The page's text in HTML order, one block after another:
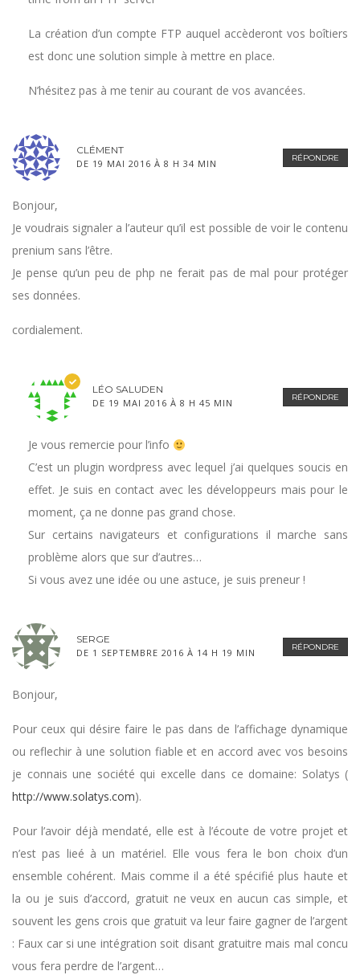
La création d’un compte FTP auquel accèderont vos boîtiers
est donc une solution simple à mettre en place.
N’hésitez pas à me tenir au courant de vos avancées.
RÉPONDRE
CLÉMENT
DE 19 MAI 2016 À 8 H 34 MIN
Bonjour,
Je voudrais signaler a l’auteur qu’il est possible de voir le contenu
prenium sans l’être.
Je pense qu’un peu de php ne ferait pas de mal pour protéger
ses données.
cordialement.
RÉPONDRE
LÉO SALUDEN
DE 19 MAI 2016 À 8 H 45 MIN
Je vous remercie pour l’info
C’est un plugin wordpress avec lequel j’ai quelques soucis en
effet. Je suis en contact avec les développeurs mais pour le
moment, ça ne donne pas grand chose.
Sur certains navigateurs et configurations il marche sans
problème alors que sur d’autres…
Si vous avez une idée ou une astuce, je suis preneur !
RÉPONDRE
SERGE
DE 1 SEPTEMBRE 2016 À 14 H 19 MIN
Bonjour,
Pour ceux qui désire faire le pas dans de l’affichage dynamique
ou reflechir à une solution fiable et en accord avec vos besoins
je connais une société qui excelle dans ce domaine: Solatys (
http://www.solatys.com).
Pour l’avoir déjà mendaté, elle est à l’écoute de votre projet et
n’est pas lieé à un matériel. Elle vous fera le bon choix d’un
ensemble cohérent. Mais comme il a été spécifié plus haute et
la ou je suis d’accord, gratuit ne veux en aucun cas simple, et
souvent les gens crois que gratuit va leur faire gagner de l’argent
: Faux car si une intégration soit disant gratuitre mais mal concu
vous fera perdre de l’argent…